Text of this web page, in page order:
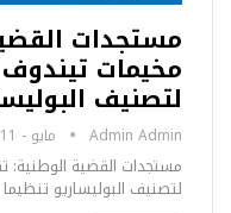
مستجدات
مخيمات تيندوف
لتصنيف
Admin Admin مايو - 11 - 2026
مستجدات القضية الوطنية:
لتصنيف البوليساريو تنظيما